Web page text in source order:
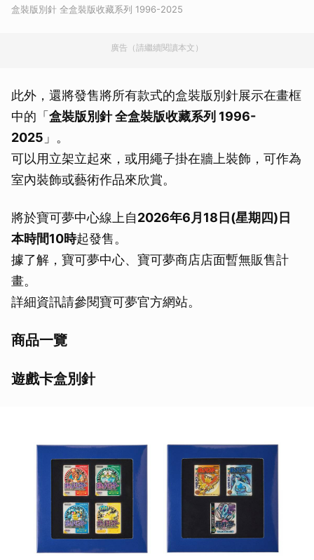
盒裝版別針 全盒裝版收藏系列 1996-2025
廣告（請繼續閱讀本文）
此外，還將發售將所有款式的盒裝版別針展示在畫框
中的「盒裝版別針 全盒裝版收藏系列 1996-
2025 」。
可以用立架立起來，或用繩子掛在牆上裝飾，可作為
室內裝飾或藝術作品來欣賞。
將於寶可夢中心線上自2026年6月18日(星期四)日
本時間10時起發售。
據了解，寶可夢中心、寶可夢商店店面暫無販售計
畫。
詳細資訊請參閱寶可夢官方網站。
商品一覽
遊戲卡盒別針